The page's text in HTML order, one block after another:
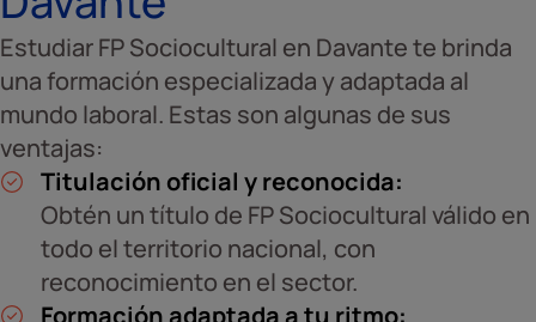
Estudiar FP Sociocultural en Davante te brinda
una formación especializada y adaptada al
mundo laboral. Estas son algunas de sus
ventajas:
Titulación oficial y reconocida:
Obtén un título de FP Sociocultural válido en
todo el territorio nacional, con
reconocimiento en el sector.
Formación adaptada a tu ritmo: